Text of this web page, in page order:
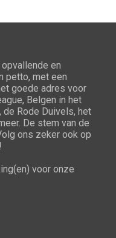
en
petto, met een
goede adres voor
Belgen in het
de Rode Duivels, het
De stem van de
ons zeker ook op
voor onze